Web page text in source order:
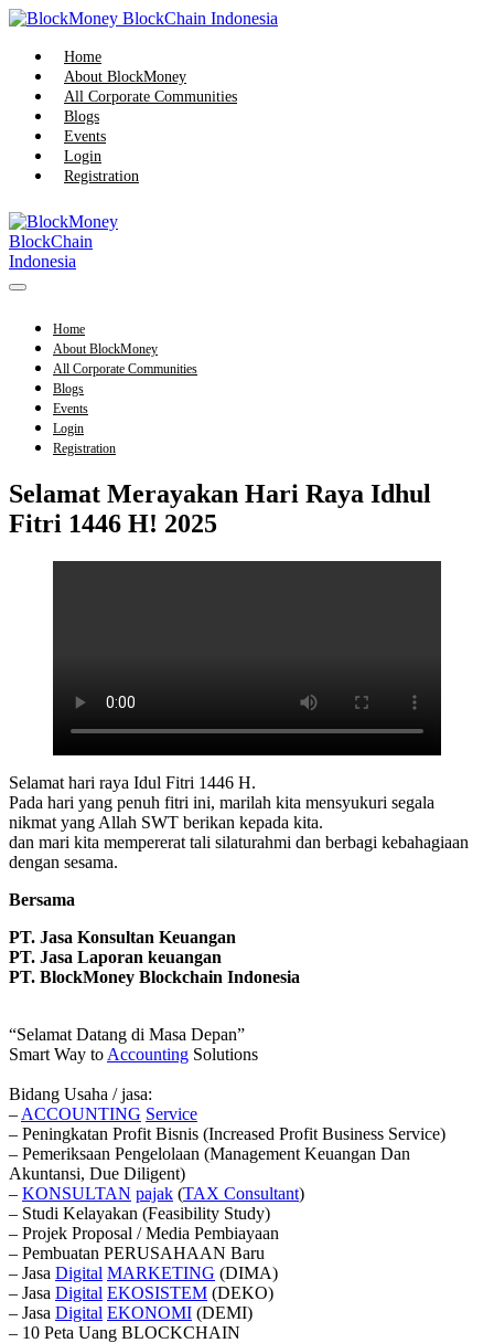
Skip
content
Home
About BlockMoney
All Corporate Communities
Blogs
Events
Login
Registration
Menu
Home
About BlockMoney
All Corporate Communities
Blogs
Events
Login
Registration
Selamat Merayakan Hari Raya Idhul
Fitri 1446 H! 2025
Selamat hari raya Idul Fitri 1446 H.
Pada hari yang penuh fitri ini, marilah kita mensyukuri segala
nikmat yang Allah SWT berikan kepada kita.
dan mari kita mempererat tali silaturahmi dan berbagi kebahagiaan
dengan sesama.
Bersama
PT. Jasa Konsultan Keuangan
PT. Jasa Laporan keuangan
PT. BlockMoney Blockchain Indonesia
“Selamat Datang di Masa Depan”
Smart Way to Accounting Solutions
Bidang Usaha / jasa:
– ACCOUNTING Service
– Peningkatan Profit Bisnis (Increased Profit Business Service)
– Pemeriksaan Pengelolaan (Management Keuangan Dan
Akuntansi, Due Diligent)
– KONSULTAN pajak (TAX Consultant)
– Studi Kelayakan (Feasibility Study)
– Projek Proposal / Media Pembiayaan
– Pembuatan PERUSAHAAN Baru
– Jasa Digital MARKETING (DIMA)
– Jasa Digital EKOSISTEM (DEKO)
– Jasa Digital EKONOMI (DEMI)
– 10 Peta Uang BLOCKCHAIN